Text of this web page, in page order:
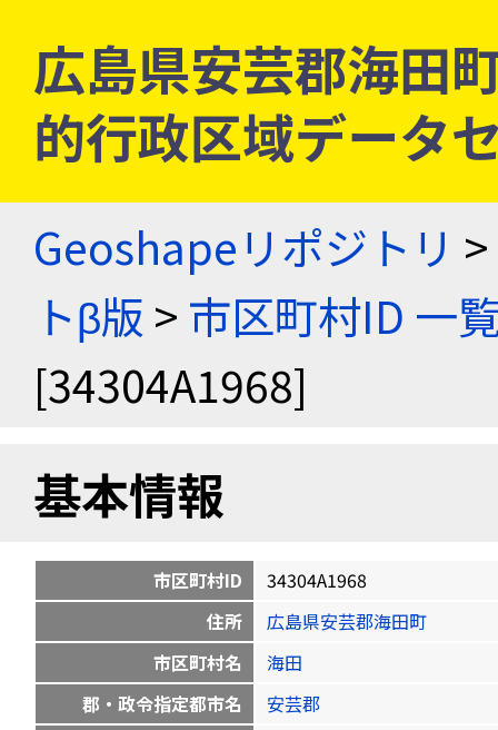
広島県安芸郡海田
的行政区域データ
Geoshapeリポジトリ >
トβ版 > 市区町村ID 一
[34304A1968]
基本情報
市区町村ID
34304A1968
住所
広島県安芸郡海田町
市区町村名
海田
郡・政令指定都市名
安芸郡